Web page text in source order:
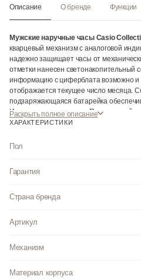
Описание О бренде Функции
Мужские наручные часы Casio
кварцевый механизм с аналоговой
надежно защищает часы от
отметки нанесен светонакопительный
информацию с циферблата возможно и
отображается текущее число месяца.
подзаряжающаяся батарейка
Индикатор запаса хода. Полимерный
полимерный материал является
стекло. Часы являются
Раскрыть полное описание
ХАРАКТЕРИСТИКИ
Пол
Гарантия
Страна бренда
Артикул
Механизм
Материал корпуса